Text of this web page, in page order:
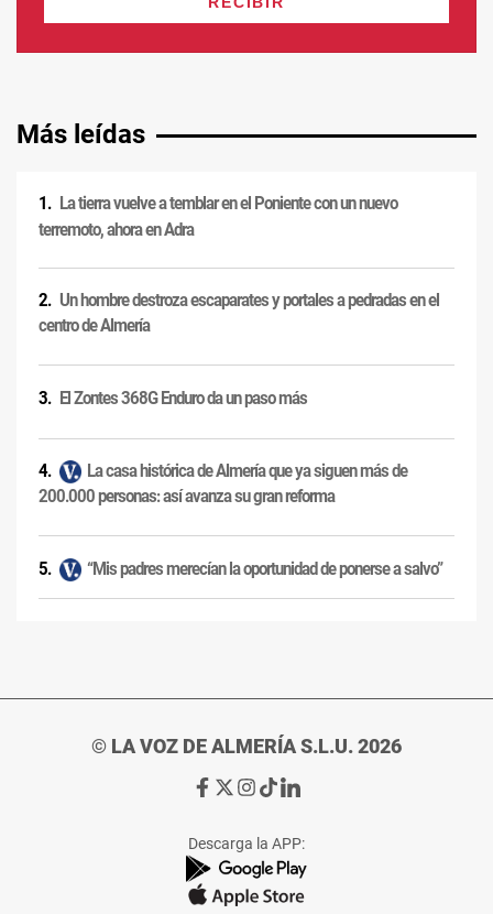
Más leídas
La tierra vuelve a temblar en el Poniente con un nuevo
terremoto, ahora en Adra
Un hombre destroza escaparates y portales a pedradas en el
centro de Almería
El Zontes 368G Enduro da un paso más
La casa histórica de Almería que ya siguen más de
200.000 personas: así avanza su gran reforma
“Mis padres merecían la oportunidad de ponerse a salvo”
© LA VOZ DE ALMERÍA S.L.U. 2026
Ir
de
La
Voz
Ir
de
La
Voz
Ir
de
La
Voz
Ir
de
La
Voz
Ir
de
La
Voz
Descarga la APP: